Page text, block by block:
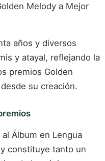
Melody a Mejor
años y diversos
y atayal, reflejando la
premios Golden
su creación.
Álbum en Lengua
constituye tanto un